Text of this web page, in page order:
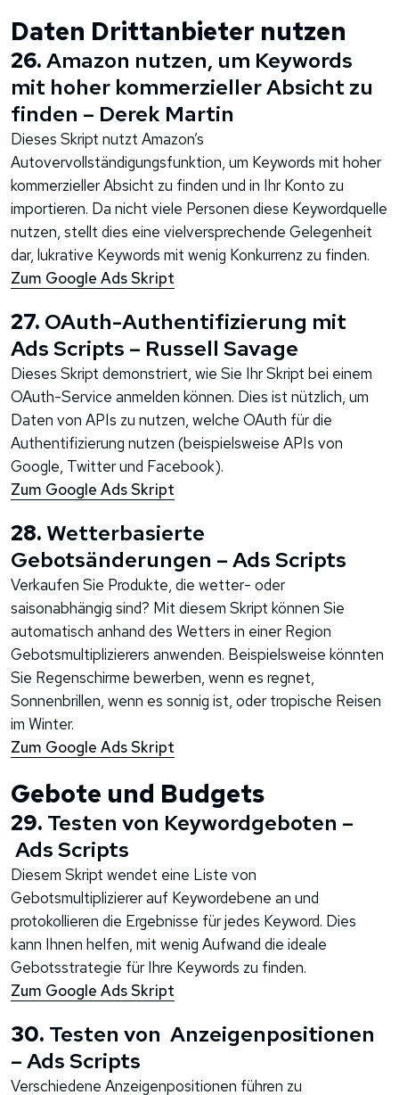
Daten Drittanbieter nutzen
26.Amazon nutzen, um Keywords
mit hoher kommerzieller Absicht zu
finden – Derek Martin
Dieses Skript nutzt Amazon’s
Autovervollständigungsfunktion, um Keywords mit hoher
kommerzieller Absicht zu finden und in Ihr Konto zu
importieren. Da nicht viele Personen diese Keywordquelle
nutzen, stellt dies eine vielversprechende Gelegenheit
dar, lukrative Keywords mit wenig Konkurrenz zu finden.
Zum Google Ads Skript
27. OAuth-Authentifizierung mit
Ads Scripts – Russell Savage
Dieses Skript demonstriert, wie Sie Ihr Skript bei einem
OAuth-Service anmelden können. Dies ist nützlich, um
Daten von APIs zu nutzen, welche OAuth für die
Authentifizierung nutzen (beispielsweise APIs von
Google, Twitter und Facebook).
Zum Google Ads Skript
28. Wetterbasierte
Gebotsänderungen – Ads Scripts
Verkaufen Sie Produkte, die wetter- oder
saisonabhängig sind? Mit diesem Skript können Sie
automatisch anhand des Wetters in einer Region
Gebotsmultiplizierers anwenden. Beispielsweise könnten
Sie Regenschirme bewerben, wenn es regnet,
Sonnenbrillen, wenn es sonnig ist, oder tropische Reisen
im Winter.
Zum Google Ads Skript
Gebote und Budgets
29. Testen von Keywordgeboten –
Ads Scripts
Diesem Skript wendet eine Liste von
Gebotsmultiplizierer auf Keywordebene an und
protokollieren die Ergebnisse für jedes Keyword. Dies
kann Ihnen helfen, mit wenig Aufwand die ideale
Gebotsstrategie für Ihre Keywords zu finden.
Zum Google Ads Skript
30. Testen von Anzeigenpositionen
– Ads Scripts
Verschiedene Anzeigenpositionen führen zu